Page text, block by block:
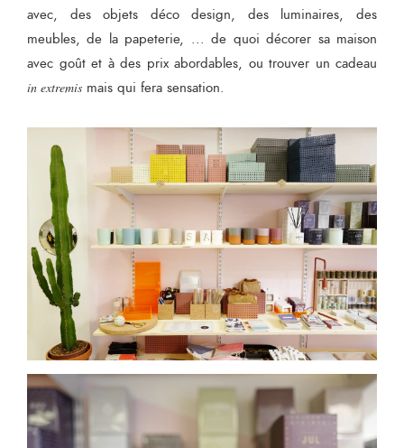
avec, des objets déco design, des luminaires, des
meubles, de la papeterie, ... de quoi décorer sa maison
avec goût et à des prix abordables, ou trouver un cadeau
in extremis mais qui fera sensation.